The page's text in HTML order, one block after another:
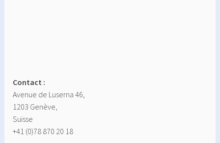
Contact :
Avenue de Luserna 46,
1203 Genève,
Suisse
+41 (0)78 870 20 18